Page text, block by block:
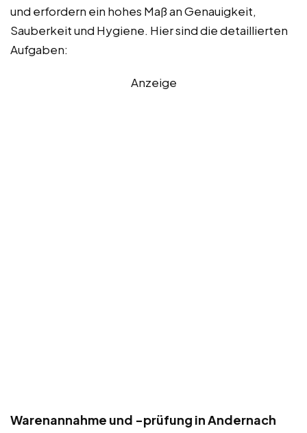
und erfordern ein hohes Maß an Genauigkeit,
Sauberkeit und Hygiene. Hier sind die detaillierten
Aufgaben:
Anzeige
Warenannahme und -prüfung in Andernach